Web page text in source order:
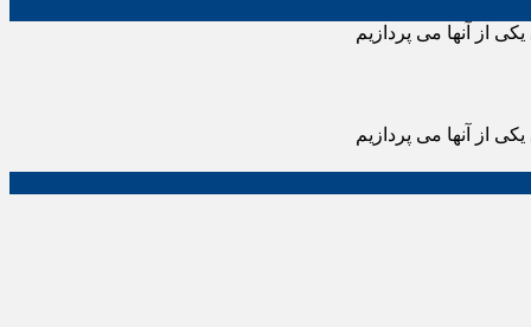
از آنها می پردازیم
از آنها می پردازیم